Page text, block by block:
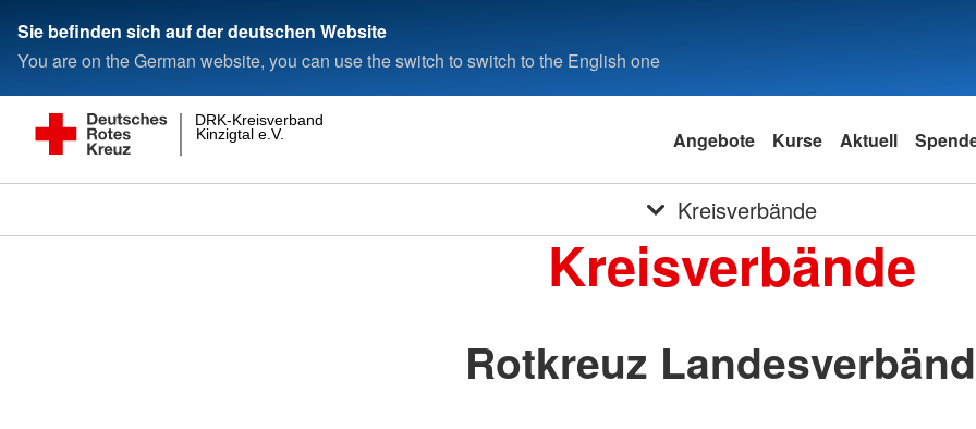
Sie befinden sich auf der deutschen Website
You are on the German website, you can use the switch to switch to the English one
Kinzigtal e.V.
DRK-Kreisverband
Angebote Kurse Aktuell
Kreisverbände
Kreisverbände
Rotkreuz